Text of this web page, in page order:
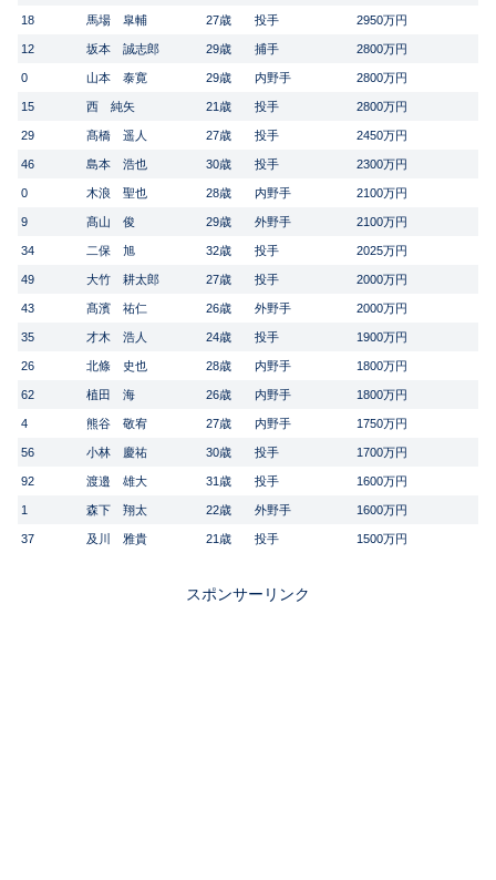
18 馬場 皐輔 27歳 投手 2950万円
12 坂本 誠志郎 29歳 捕手 2800万円
0 山本 泰寛 29歳 内野手 2800万円
15 西 純矢 21歳 投手 2800万円
29 髙橋 遥人 27歳 投手 2450万円
46 島本 浩也 30歳 投手 2300万円
0 木浪 聖也 28歳 内野手 2100万円
9 髙山 俊 29歳 外野手 2100万円
34 二保 旭 32歳 投手 2025万円
49 大竹 耕太郎 27歳 投手 2000万円
43 髙濱 祐仁 26歳 外野手 2000万円
35 才木 浩人 24歳 投手 1900万円
26 北條 史也 28歳 内野手 1800万円
62 植田 海 26歳 内野手 1800万円
4 熊谷 敬宥 27歳 内野手 1750万円
56 小林 慶祐 30歳 投手 1700万円
92 渡邉 雄大 31歳 投手 1600万円
1 森下 翔太 22歳 外野手 1600万円
37 及川 雅貴 21歳 投手 1500万円
スポンサーリンク